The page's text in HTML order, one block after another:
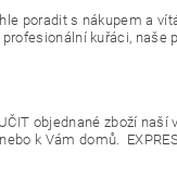
poradit s nákupem a
kuřáci, naše
objednané zboží
k Vám domů.